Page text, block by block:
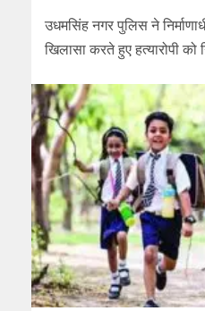
उधमसिंह नगर पुलिस ने
खिलासा करते हुए हत्यारोपी